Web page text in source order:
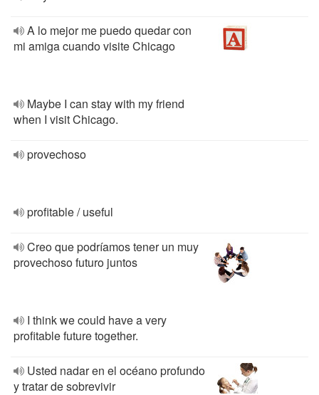
A lo mejor me puedo quedar con
mi amiga cuando visite Chicago
Maybe I can stay with my friend
when I visit Chicago.
provechoso
profitable / useful
Creo que podríamos tener un muy
provechoso futuro juntos
I think we could have a very
profitable future together.
Usted nadar en el océano profundo
y tratar de sobrevivir